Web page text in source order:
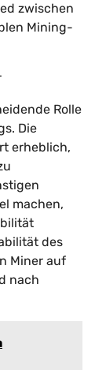
zwischen
Mining-
Rolle
Die
erheblich,
machen,
des
Miner auf
nach